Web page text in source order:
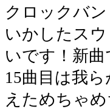
クロックバ
いかしたス
いです！新曲
15曲目は我
えためちゃ